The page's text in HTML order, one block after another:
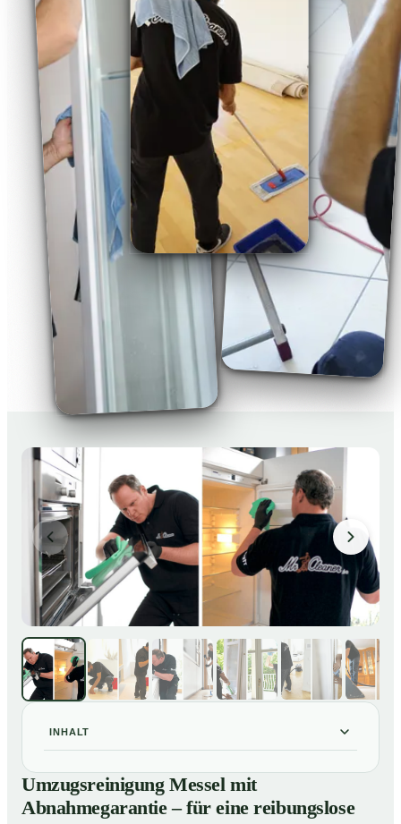
INHALT
Umzugsreinigung Messel mit Abnahmegarantie – für
eine reibungslose Wohnungsübergabe
Umzugsreinigung Messel mit
Abnahmegarantie – für eine reibungslose